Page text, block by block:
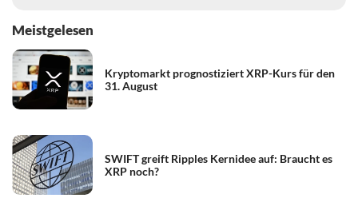
Meistgelesen
Kryptomarkt prognostiziert XRP-Kurs für den
31. August
SWIFT greift Ripples Kernidee auf: Braucht es
XRP noch?